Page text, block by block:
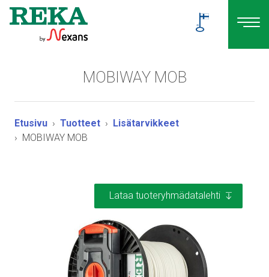
MOBIWAY MOB
Etusivu Tuotteet
Lisätarvikkeet
MOBIWAY MOB
Lataa tuoteryhmädatalehti